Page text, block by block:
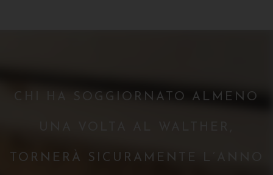
CHI HA SOGGIORNATO ALMENO
TORNERÀ SICURAMENTE L’ANNO